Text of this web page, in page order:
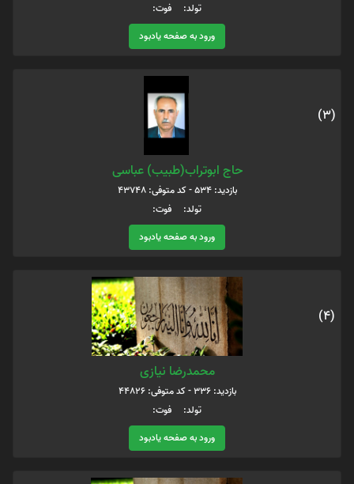
تولد: فوت:
ورود به صفحه یادبود
(3)
حاج ابوتراب(طبیب) عباسی
بازدید: 534 - کد متوفی: 43748
تولد: فوت:
ورود به صفحه یادبود
(4)
محمدرضا نیازی
بازدید: 336 - کد متوفی: 44826
تولد: فوت:
ورود به صفحه یادبود